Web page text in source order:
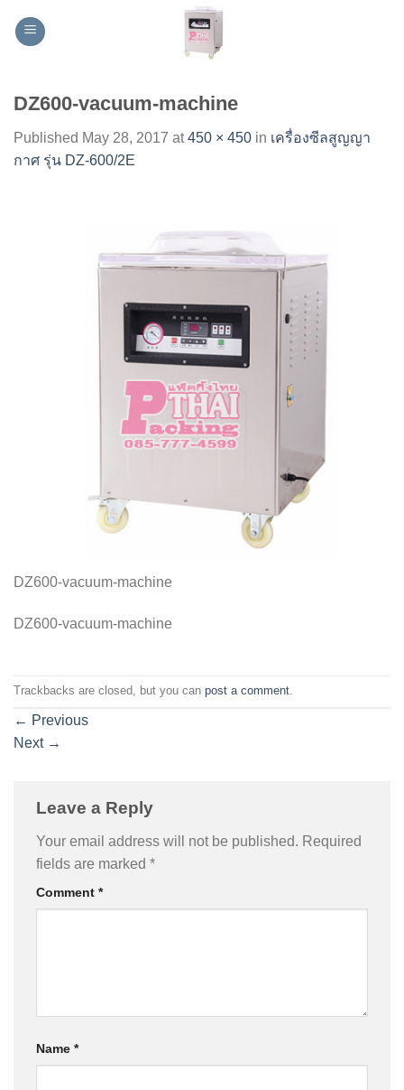
DZ600-vacuum-machine
Published May 28, 2017 at450 × 450 in เครื่องซีลสูญญา
กาศ รุ่น DZ-600/2E
DZ600-vacuum-machine
DZ600-vacuum-machine
Trackbacks are closed, but you can post a comment.
← Previous
Next →
Leave a Reply
Your email address will not be published. Required
fields are marked *
Comment *
Name *